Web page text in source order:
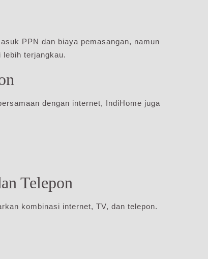
PPN dan biaya pemasangan, namun
lebih terjangkau.
dengan internet, IndiHome juga
Telepon
kombinasi internet, TV, dan telepon.